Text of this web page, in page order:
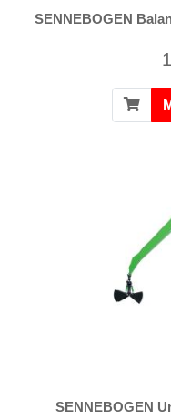
SENNEBOGEN
SENNEBOGEN